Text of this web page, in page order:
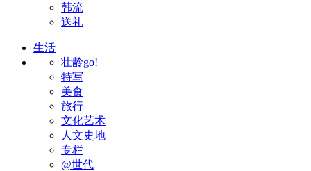
韩流
送礼
生活
壮龄go!
特写
美食
旅行
文化艺术
人文史地
专栏
@世代